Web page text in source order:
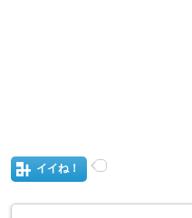
イイね！